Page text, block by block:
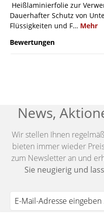
Heißlaminierfolie zur
Dauerhafter Schutz von
Flüssigkeiten und F… Mehr
Bewertungen
News,
Wir stellen Ihnen
bieten immer wieder
zum Newsletter an und
Sie neugierig und